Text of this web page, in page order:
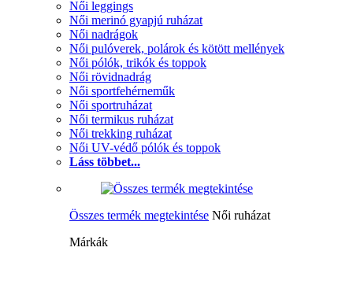
Női leggings
Női merinó gyapjú ruházat
Női nadrágok
Női pulóverek, polárok és kötött mellények
Női pólók, trikók és toppok
Női rövidnadrág
Női sportfehérneműk
Női sportruházat
Női termikus ruházat
Női trekking ruházat
Női UV-védő pólók és toppok
Láss többet...
Összes termék megtekintése Női ruházat
Márkák